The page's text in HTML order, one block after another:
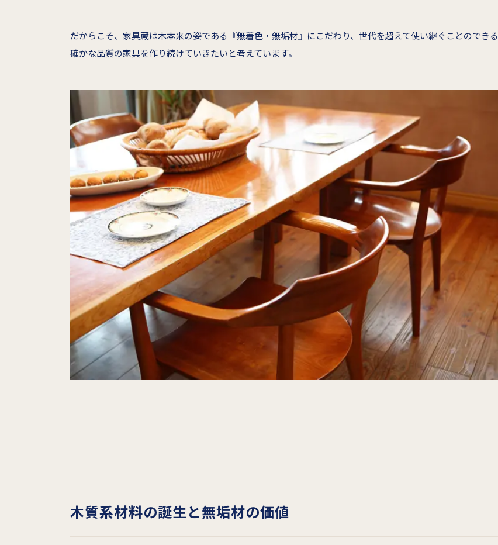
だからこそ、家具蔵は木本来の姿である『無着色・無垢材』にこだわり、世代を超えて使い継ぐことのできる
確かな品質の家具を作り続けていきたいと考えています。
木質系材料の誕生と無垢材の価値